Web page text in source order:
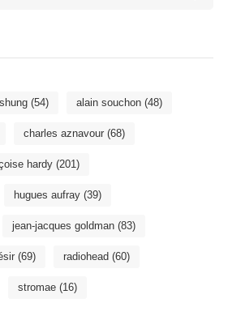
(54) alain souchon(48)
charles aznavour(68)
hardy(201)
hugues aufray(39)
jean-jacques goldman(83)
(69) radiohead (60)
stromae(16)